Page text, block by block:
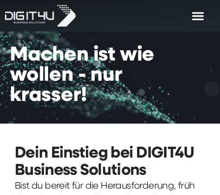
Machen ist wie
wollen - nur
krasser!
Dein Einstieg bei DIGIT4U
Business Solutions
Bist du bereit für die Herausforderung, früh